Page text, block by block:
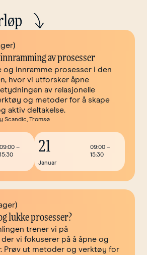
av prosesser
og innramme prosesser i den
hvor vi utforsker åpne
av relasjonelle
og metoder for å skape
aktiv deltakelse.
Scandic, Tromsø
09:00 –
15:30
21
Januar
09:00 –
15:30
lukke prosesser?
trener vi på
vi fokuserer på å åpne og
Prøv ut metoder og verktøy for